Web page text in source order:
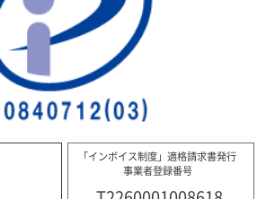
「インボイス制度」適格請求書発行
事業者登録番号